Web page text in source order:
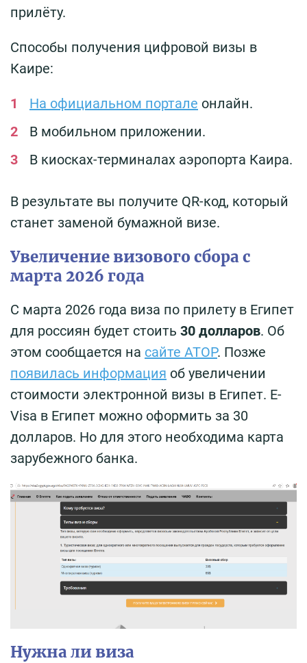
прилёту.
Способы получения цифровой визы в
Каире:
На официальном портале онлайн.
В мобильном приложении.
В киосках-терминалах аэропорта Каира.
В результате вы получите QR-код, который
станет заменой бумажной визе.
Увеличение визового сбора с
марта 2026 года
С марта 2026 года виза по прилету в Египет
для россиян будет стоить 30 долларов. Об
этом сообщается на сайте АТОР. Позже
появилась информация об увеличении
стоимости электронной визы в Египет. E-
Visa в Египет можно оформить за 30
долларов. Но для этого необходима карта
зарубежного банка.
Нужна ли виза